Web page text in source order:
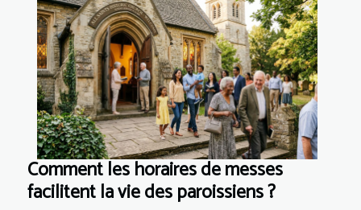
Comment les horaires de messes
facilitent la vie des paroissiens ?